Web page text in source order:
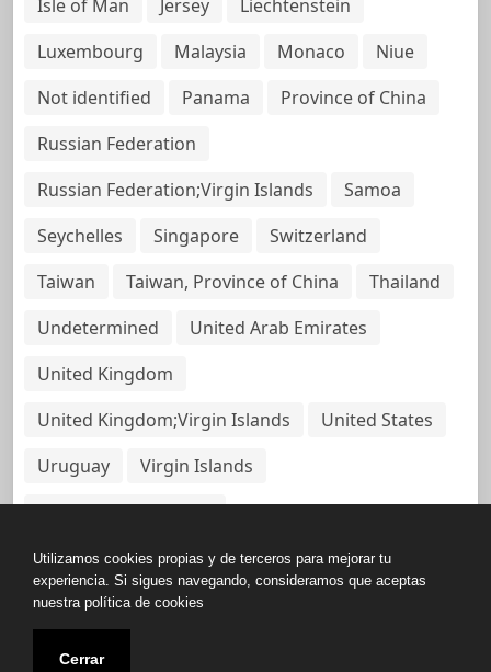
Isle of Man
Jersey
Liechtenstein
Luxembourg
Malaysia Monaco
Niue
Not identified
Panama
Province of China
Russian Federation
Russian Federation;Virgin Islands
Samoa
Seychelles
Singapore
Switzerland
Taiwan
Taiwan, Province of China
Thailand
Undetermined
United Arab Emirates
United Kingdom
United Kingdom;Virgin Islands
United States
Uruguay
Virgin Islands
Virgin Islands, British
Copyright © All rights reserved.
Utilizamos cookies propias y de terceros para mejorar tu
experiencia. Si sigues navegando, consideramos que aceptas
nuestra política de cookies
Cerrar